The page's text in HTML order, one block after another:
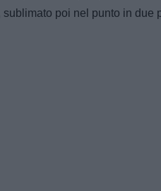
sublimato poi nel punto in due